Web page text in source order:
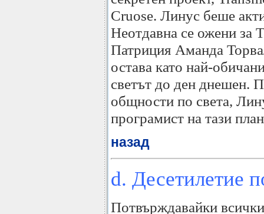
Cruose. Линус беше
Неотдавна се ожени за
Патриция Аманда
остава като най-
светът до ден днешен.
общности по света,
програмист на тази
назад
d. Десетилетие
Потвърждавайки